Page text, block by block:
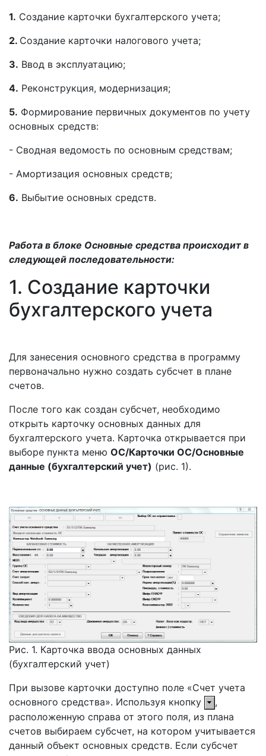
1. Создание карточки бухгалтерского учета;
2. Создание карточки налогового учета;
3. Ввод в эксплуатацию;
4. Реконструкция, модернизация;
5. Формирование первичных документов по учету
основных средств:
- Сводная ведомость по основным средствам;
- Амортизация основных средств;
6. Выбытие основных средств.
Работа в блоке Основные средства происходит в
следующей последовательности:
1. Создание карточки
бухгалтерского учета
Для занесения основного средства в программу
первоначально нужно создать субсчет в плане
счетов.
После того как создан субсчет, необходимо
открыть карточку основных данных для
бухгалтерского учета. Карточка открывается при
выборе пункта меню ОС/Карточки ОС/Основные
данные (бухгалтерский учет) (рис. 1).
Рис. 1. Карточка ввода основных данных
(бухгалтерский учет)
При вызове карточки доступно поле «Счет учета
основного средства». Используя кнопку
,
расположенную справа от этого поля, из плана
счетов выбираем субсчет, на котором учитывается
данный объект основных средств. Если субсчет